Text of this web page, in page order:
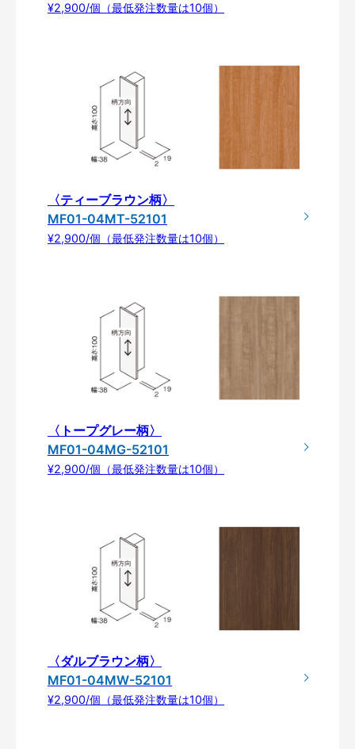
¥2,900/個（最低発注数量は10個）
〈ティーブラウン柄〉
MF01-04MT-52101
¥2,900/個（最低発注数量は10個）
〈トープグレー柄〉
MF01-04MG-52101
¥2,900/個（最低発注数量は10個）
〈ダルブラウン柄〉
MF01-04MW-52101
¥2,900/個（最低発注数量は10個）